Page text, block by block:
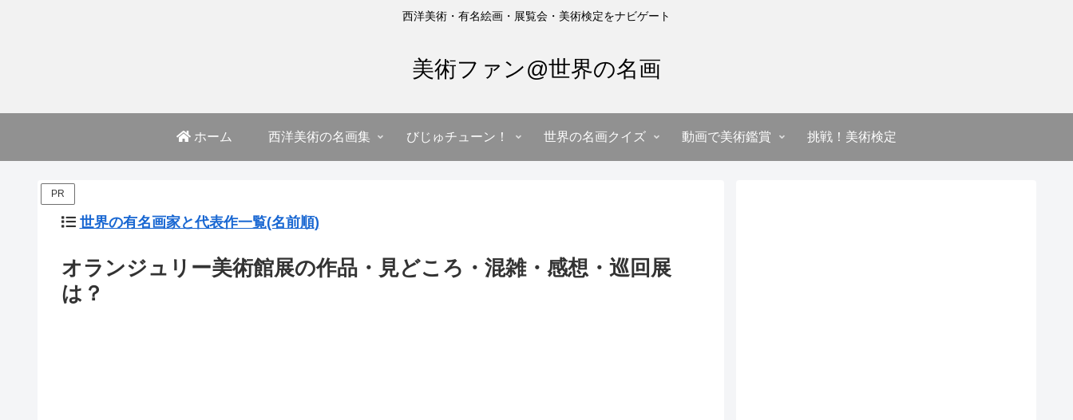
西洋美術・有名絵画・展覧会・美術検定をナビゲート
美術ファン@世界の名画
ホーム 西洋美術の名画集 びじゅチューン！ 世界の名画クイズ 動画で美術鑑賞 挑戦！美術検定
PR
世界の有名画家と代表作一覧(名前順)
オランジュリー美術館展の作品・見どころ・混雑・感想・巡回展
は？